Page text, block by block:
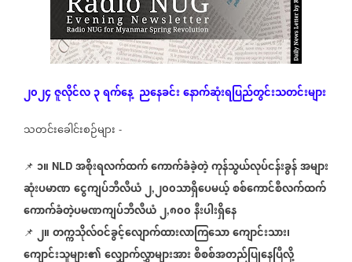
၂၀၂၄ဇူလိုင်လ၃ရက်နေ့ ညနေခင်းနောက်ဆုံးရပြည်တွင်းသတင်းများ
သတင်းခေါင်းစဉ်များ -
📌 ၁။ NLD အစိုးရလက်ထက်ကောက်ခံခဲ့တဲ့ကုန်သွယ်လုပ်ငန်းခွန်အများ
ဆုံးပမာဏငွေကျပ်ဘီလီယံ၂,၂၀၀သာရှိပေမယ့်စစ်ကောင်စီလက်ထက်
ကောက်ခံတဲ့ပမဏကျပ်ဘီလီယံ၂,၈၀၀နီးပါးရှိနေ
📌 ၂။တက္ကသိုလ်ဝင်ခွင့်လျောက်ထားလာကြသောကျောင်းသား၊
ကျောင်းသူများ၏လျှောက်လွှာများအားစိစစ်အတည်ပြုနေပြီလို့